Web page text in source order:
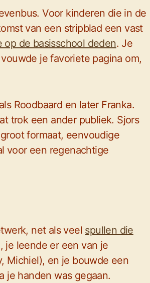
Voor kinderen die in de
van een stripblad een vast
de basisschool deden. Je
je favoriete pagina om,
Roodbaard en later Franka.
trok een ander publiek. Sjors
formaat, eenvoudige
voor een regenachtige
net als veel spullen die
je leende er een van je
Michiel), en je bouwde een
je handen was gegaan.